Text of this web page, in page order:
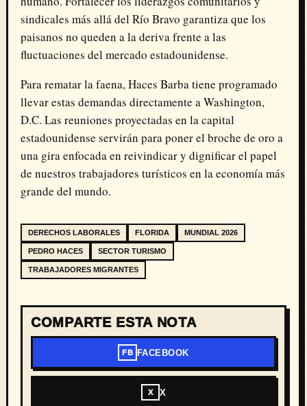
sindicales más allá del Río Bravo garantiza que los
paisanos no queden a la deriva frente a las
fluctuaciones del mercado estadounidense.
Para rematar la faena, Haces Barba tiene programado
llevar estas demandas directamente a Washington,
D.C. Las reuniones proyectadas en la capital
estadounidense servirán para poner el broche de oro a
una gira enfocada en reivindicar y dignificar el papel
de nuestros trabajadores turísticos en la economía más
grande del mundo.
DERECHOS LABORALES FLORIDA MUNDIAL 2026
PEDRO HACES SECTOR TURISMO
TRABAJADORES MIGRANTES
COMPARTE ESTA NOTA
FB FACEBOOK
X X